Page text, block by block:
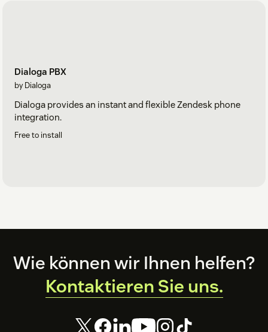
Dialoga PBX
by Dialoga
Dialoga provides an instant and flexible Zendesk phone
integration.
Free to install
Footer
Wie können wir Ihnen helfen?
Kontaktieren Sie uns.